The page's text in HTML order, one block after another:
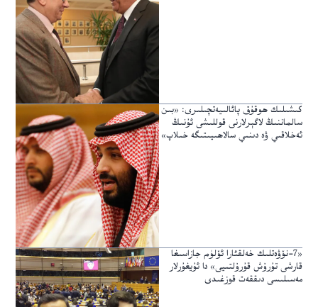
كىشىلىك ھوقۇق پائالىيەتچىلىرى: «بىن
سالماننىڭ لاگېرلارنى قوللىشى ئۇنىڭ
ئەخلاقىي ۋە دىنىي سالاھىيىتىگە خىلاپ»
«7-نۆۋەتلىك خەلقئارا ئۆلۈم جازاسىغا
قارشى تۇرۇش قۇرۇلتىيى» دا ئۇيغۇرلار
مەسىلىسى دىققەت قوزغىدى